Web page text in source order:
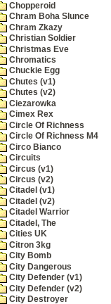
Chopperoid
Chram Boha Slunce
Chram Zkazy
Christian Soldier
Christmas Eve
Chromatics
Chuckie Egg
Chutes (v1)
Chutes (v2)
Ciezarowka
Cimex Rex
Circle Of Richness
Circle Of Richness M4
Circo Bianco
Circuits
Circus (v1)
Circus (v2)
Citadel (v1)
Citadel (v2)
Citadel Warrior
Citadel, The
Cities UK
Citron 3kg
City Bomb
City Dangerous
City Defender (v1)
City Defender (v2)
City Destroyer